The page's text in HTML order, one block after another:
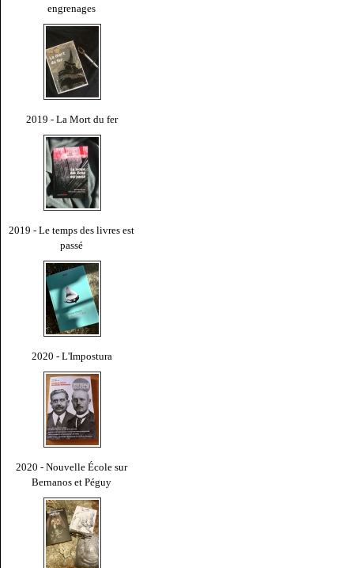
engrenages
2019 - La Mort du fer
2019 - Le temps des livres est
passé
2020 - L'Impostura
2020 - Nouvelle École sur
Bernanos et Péguy